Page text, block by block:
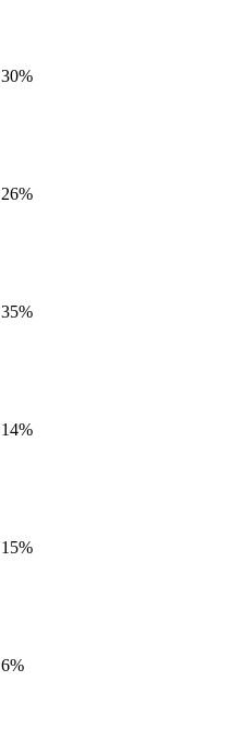
30%
26%
35%
14%
15%
6%